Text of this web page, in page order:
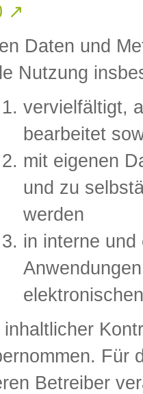
↗
Daten und
Nutzung
vervielfältigt,
bearbeitet
mit eigenen
und zu
werden
in interne
Für
Betreiber